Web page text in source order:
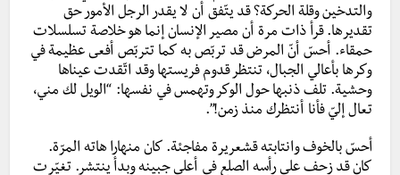
والتدخين وقلة الحركة؟ قد يتّفق أن لا يقدر الرجل الأمور حق
تقديرها. قرأ ذات مرة أن مصير الإنسان إنما هو خلاصة تسلسلات
حمقاء. أحسّ أنّ المرض قد تربّص به كما تتربّص أفعى عظيمة في
وكرها بأعالي الجبال، تنتظر قدوم فريستها وقد اتّقدت عيناها
وحشية. تلف ذنبها حول الوكر وتهمس في نفسها: “الويل لك مني،
تعال إليّ فأنا أنتظرك منذ زمن!”.
أحسّ بالخوف وانتابته قشعريرة مفاجئة. كان منهارا هاته المرّة.
كان قد زحف على رأسه الصلع في أعلى جبينه وبدأ ينتشر. تغيّرت